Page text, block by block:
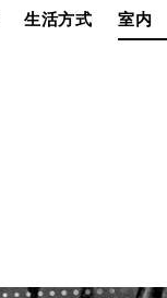
生活方式 室内